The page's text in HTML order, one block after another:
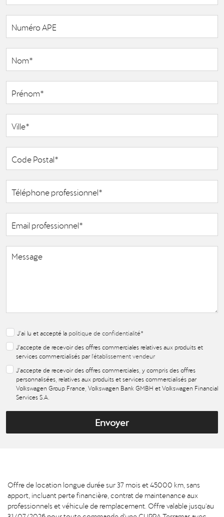
J'ai lu et accepté la politique de confidentialité*
J'accepte de recevoir des offres commerciales relatives aux produits et
services commercialisés par l'établissement vendeur
J'accepte de recevoir des offres commerciales, y compris des offres
personnalisées, relatives aux produits et services commercialisés par
Volkswagen Group France, Volkswagen Bank GMBH et Volkswagen Financial
Services S.A.
Envoyer
Offre de location longue durée sur 37 mois et 45000 km, sans
apport, incluant perte financière, contrat de maintenance aux
professionnels et véhicule de remplacement. Offre valable jusqu'au